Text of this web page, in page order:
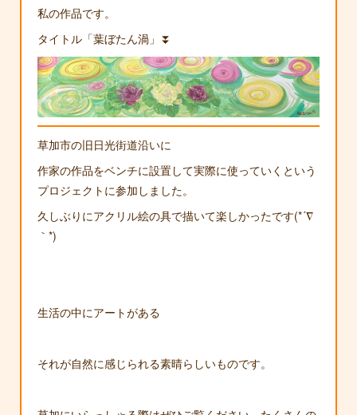
私の作品です。
タイトル「葉ぼたん渦」⏬
草加市の旧日光街道沿いに
作家の作品をベンチに設置して実際に使っていくという
プロジェクトに参加しました。
久しぶりにアクリル絵の具で描いて楽しかったです(*´∇
｀*)
生活の中にアートがある
それが自然に感じられる素晴らしいものです。